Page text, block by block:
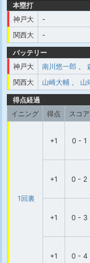
本塁打
神戸大
-
関西大
-
バッテリー
神戸大
南川悠一郎
関西大
山崎大輔 山
得点経過
イニング
得点 スコア
1回裏
+1 0 - 1
+1 0 - 2
+1 0 - 3
+1 0 - 4